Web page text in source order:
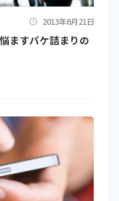
2013年6月21日
ますパケ詰まりの